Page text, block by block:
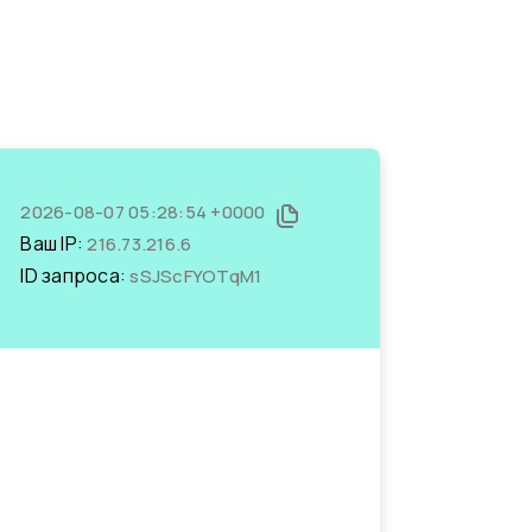
2026-08-07 05:28:54 +0000
Ваш IP:216.73.216.6
ID запроса:sSJScFYOTqM1